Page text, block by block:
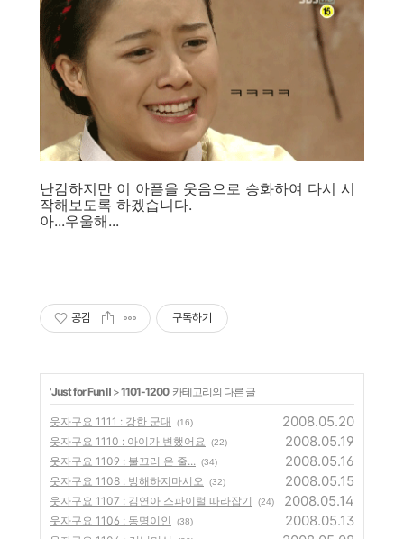
난감하지만 이 아픔을 웃음으로 승화하여 다시 시
작해보도록 하겠습니다.
아...우울해...
공감 구독하기
'Just for Fun Ⅱ >1101-1200' 카테고리의 다른 글
웃자구요 1111 : 강한 군대 (16) 2008.05.20
웃자구요 1110 : 아이가 변했어요 (22) 2008.05.19
웃자구요 1109 : 불끄러 온 줄... (34) 2008.05.16
웃자구요 1108 : 방해하지마시오 (32) 2008.05.15
웃자구요 1107 : 김연아 스파이럴 따라잡기 (24) 2008.05.14
웃자구요 1106 : 동명이인 (38) 2008.05.13